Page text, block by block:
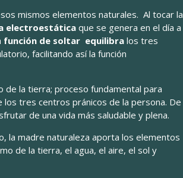
mismos elementos naturales. Al tocar la
electroestáticaque se genera en el día a
función de soltar equilibra los tres
facilitando así la función
de la tierra; proceso fundamental para
los tres centros pránicos de la persona. De
de una vida más saludable y plena.
la madre naturaleza aporta los elementos
de la tierra, el agua, el aire, el sol y